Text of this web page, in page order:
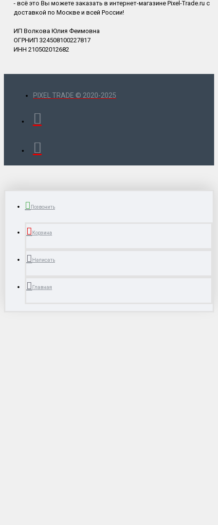
- всё это Вы можете заказать в интернет-магазине Pixel-Trade.ru с
доставкой по Москве и всей России!
ИП Волкова Юлия Феимовна
ОГРНИП 324508100227817
ИНН 210502012682
PIXEL TRADE © 2020-2025
Позвонить
Корзина
Написать
Главная